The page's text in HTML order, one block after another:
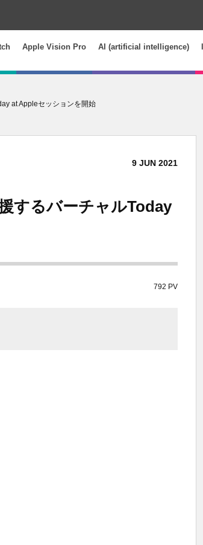
Apple Vision Pro AI (artificial intelligence)
at Appleセッションを開始
9 JUN 2021
するバーチャルToday
792 PV